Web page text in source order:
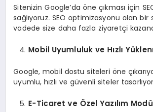
Sitenizin Google’da öne çıkması için
sağlıyoruz. SEO optimizasyonu olan bir
vadede size daha fazla ziyaretçi
Mobil Uyumluluk ve Hızlı
Google, mobil dostu siteleri öne
uyumlu, hızlı ve güvenli siteler
E-Ticaret ve Özel Yazılım